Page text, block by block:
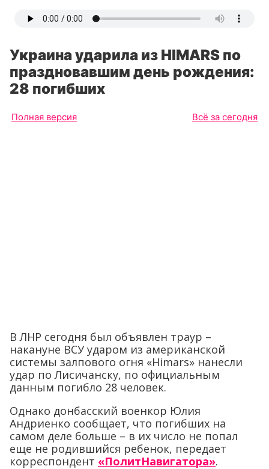
Украина ударила из HIMARS по
праздновавшим день рождения:
28 погибших
Полная версия Всё за сегодня
В ЛНР сегодня был объявлен траур –
накануне ВСУ ударом из американской
системы залпового огня «Himars» нанесли
удар по Лисичанску, по официальным
данным погибло 28 человек.
Однако донбасский военкор Юлия
Андриенко сообщает, что погибших на
самом деле больше – в их число не попал
еще не родившийся ребенок, передает
корреспондент «ПолитНавигатора».